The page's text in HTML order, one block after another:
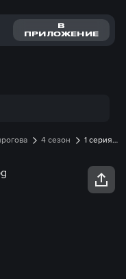
В
ПРИЛОЖЕНИЕ
4 сезон
1 серия